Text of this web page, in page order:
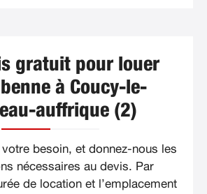
gratuit pour louer
à Coucy-le-
auffrique (2)
votre besoin, et donnez-nous les
nécessaires au devis. Par
de location et l’emplacement